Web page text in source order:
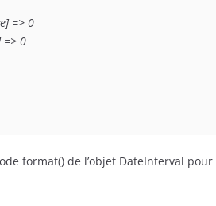
=> 0
=> 0
format() de l’objet DateInterval